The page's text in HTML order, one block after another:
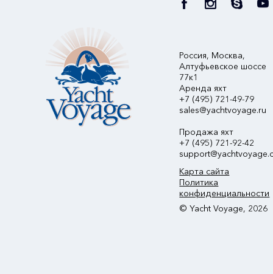
Россия, Москва,
Алтуфьевское шоссе
77к1
Аренда яхт
+7 (495) 721-49-79
sales@yachtvoyage.ru
Продажа яхт
+7 (495) 721-92-42
Карта сайта
Политика
конфиденциальности
© Yacht Voyage, 2026